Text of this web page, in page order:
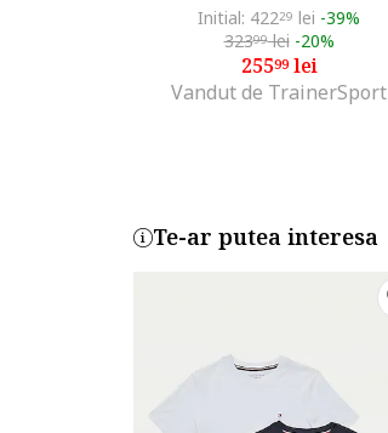
Initial: 42229 lei -39%
32399lei -20%
25599lei
Vandut de TrainerSport
Te-ar putea interesa